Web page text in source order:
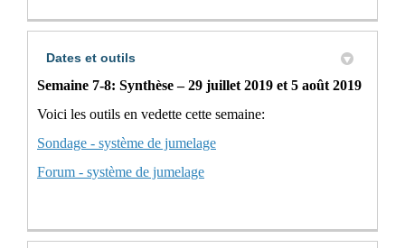
Dates et outils
Semaine 7-8: Synthèse – 29 juillet 2019 et 5 août 2019
Voici les outils en vedette cette semaine:
Sondage - système de jumelage
Forum - système de jumelage